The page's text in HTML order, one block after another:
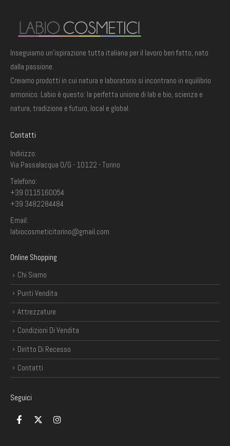
Inseguiamo un'ispirazione tutta italiana per il lavoro ben fatto, nato
dalla passione.
Creiamo prodotti in cui natura e laboratorio si incontrano in equilibrio
armonico. Labio è questo: la perfetta unione di lab e bio, scienza e
natura, tradizione e futuro, local e global.
Contatti
Indirizzo:
Via Passalacqua 0/G - 10122 - Torino
Telefono:
+39 0115160054
+39 3482284484
Email:
labiocosmeticitorino@gmail.com
Online Shopping
Chi Siamo
Punti Vendita
Attrezzature
Condizioni Di Vendita
Diritto Di Recesso
Contatti
Seguici